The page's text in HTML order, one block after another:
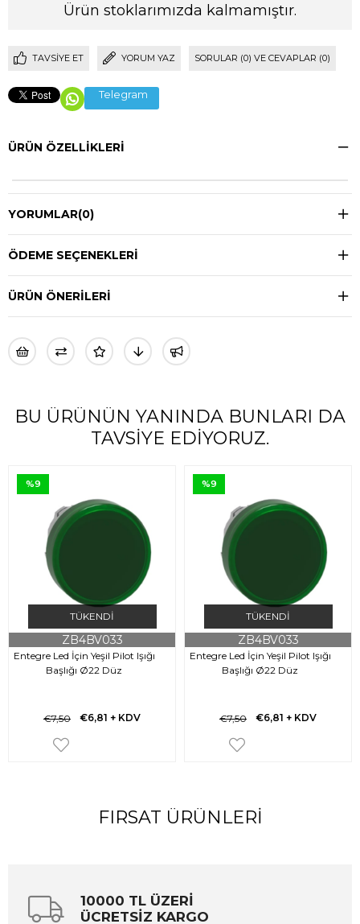
Ürün stoklarımızda kalmamıştır.
TAVSIYE ET YORUM YAZ SORULAR (0) VE CEVAPLAR (0)
Telegram
ÜRÜN ÖZELLIKLERI
YORUMLAR(0)
ÖDEME SEÇENEKLERI
ÜRÜN ÖNERILERI
BU ÜRÜNÜN YANINDA BUNLARI DA
TAVSIYE EDIYORUZ.
TÜKENDI
Entegre Led İçin Yeşil Pilot Işığı
Başlığı Ø22 Düz
ZB4BV033
€6,81 + KDV
€7,50
%9
TÜKENDI
Entegre Led İçin Yeşil Pilot Işığı
Başlığı Ø22 Düz
ZB4BV033
€6,81 + KDV
€7,50
%9
FIRSAT ÜRÜNLERI
10000 TL ÜZERİ
ÜCRETSİZ KARGO